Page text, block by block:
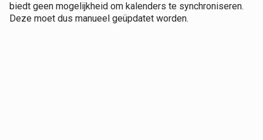
biedt geen mogelijkheid om kalenders te synchroniseren.
Deze moet dus manueel geüpdatet worden.